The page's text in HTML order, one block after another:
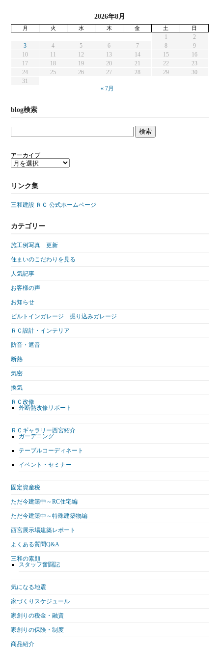
2026年8月
月 火 水 木 金 土 日
1
2
3
4 5 6 7 8
9
10
11 12 13 14 15
16
17
18 19 20 21 22
23
24
25 26 27 28 29
30
31
« 7月
blog検索
アーカイブ
リンク集
三和建設 ＲＣ 公式ホームページ
カテゴリー
施工例写真 更新
住まいのこだわりを見る
人気記事
お客様の声
お知らせ
ビルトインガレージ 掘り込みガレージ
ＲＣ設計・インテリア
防音・遮音
断熱
気密
換気
ＲＣ改修
外断熱改修リポート
ＲＣギャラリー西宮紹介
ガーデニング
テーブルコーディネート
イベント・セミナー
固定資産税
ただ今建築中～RC住宅編
ただ今建築中～特殊建築物編
西宮展示場建築レポート
よくある質問Q&A
三和の素顔
スタッフ奮闘記
気になる地震
家づくりスケジュール
家創りの税金・融資
家創りの保険・制度
商品紹介